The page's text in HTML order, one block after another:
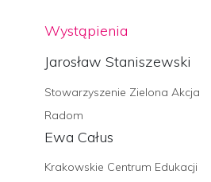
Wystąpienia
Jarosław Staniszewski
Stowarzyszenie Zielona Akcja
Radom
Ewa Całus
Krakowskie Centrum Edukacji